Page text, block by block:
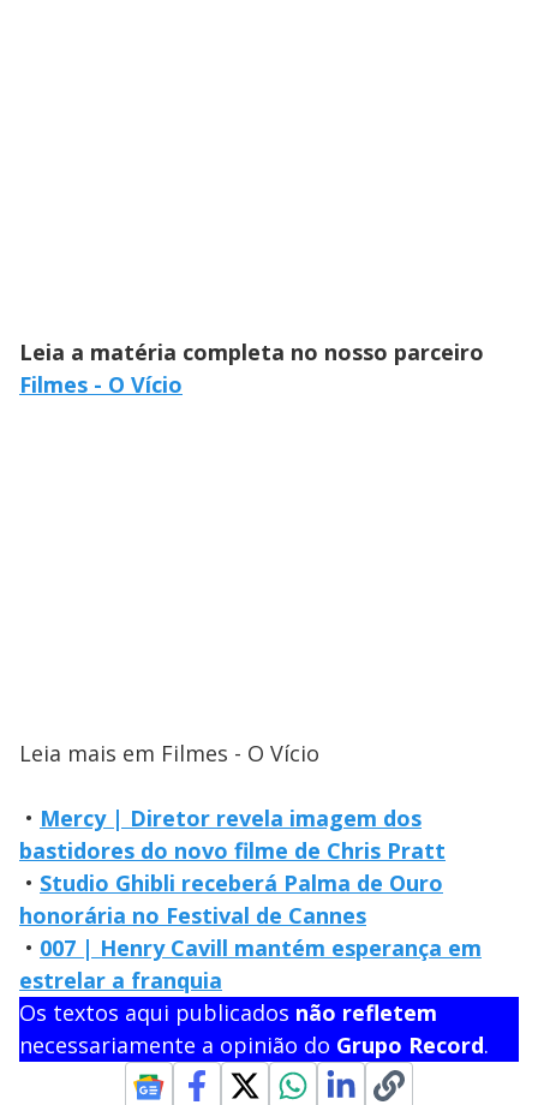
Leia a matéria completa no nosso parceiro
Filmes - O Vício
Leia mais em Filmes - O Vício
• Mercy | Diretor revela imagem dos
bastidores do novo filme de Chris Pratt
• Studio Ghibli receberá Palma de Ouro
honorária no Festival de Cannes
• 007 | Henry Cavill mantém esperança em
estrelar a franquia
Os textos aqui publicados não refletem
necessariamente a opinião do Grupo Record.